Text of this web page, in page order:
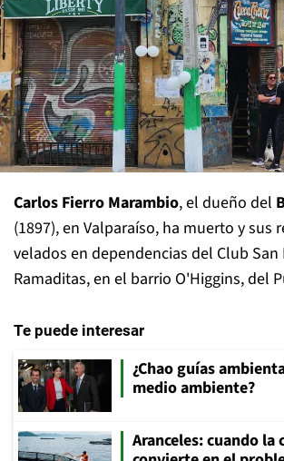
Carlos Fierro Marambio, el dueño del
(1897), en Valparaíso, ha muerto y sus
velados en dependencias del Club
Ramaditas, en el barrio O'Higgins, del
Te puede interesar
¿Chao guías
medio ambiente?
Aranceles: cuando la